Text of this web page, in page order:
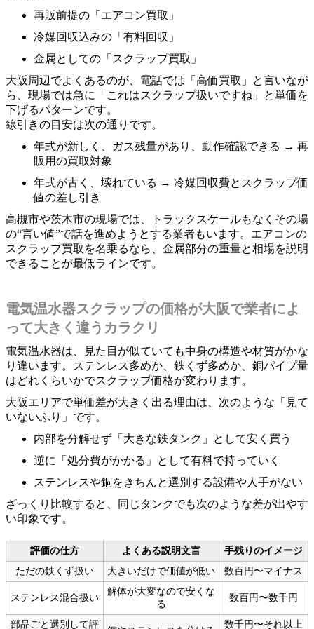
再販前提の「エアコン買取」
冷媒回収込みの「有料回収」
金属としての「スクラップ買取」
大阪周辺でよくあるのが、電話では「高価買取」と言いなが
ら、現場では急に「これはスクラップ扱いですね」と単価を
下げるパターンです。
線引きの目安は次の通りです。
年式が新しく、ガス残量があり、動作確認できる → 再
販用の買取対象
年式が古く、壊れている → 冷媒回収費とスクラップ価
値の差し引き
高槻市や茨木市の現場では、トラックスケールもなくその場
の“言い値”で話を進めようとする業者もいます。エアコンの
スクラップ買取を名乗るなら、金属部分の重量と相場を説明
できることが最低ラインです。
電気温水器スクラップの価格が大阪で業者によ
って大きく違うカラクリ
電気温水器は、見た目が似ていても中身の構造や材質がかな
り違います。ステンレス多めか、鉄くず多めか、銅パイプ量
はどれくらいかでスクラップ価格が変わります。
大阪エリアで単価差が大きく出る理由は、次のような「見て
いないふり」です。
内部を分解せず「大きな鉄タンク」として安く買う
逆に「処分費がかかる」として有料で持っていく
ステンレスや銅をきちんと選別する設備や人手がない
ざっくり比較すると、同じタンクでも次のような差が出やす
い印象です。
評価の仕方 よくある説明文言
手残りのイメージ
ただの鉄くず扱い
大きいだけで価値が低い 数百円〜マイナス
ステンレス混合扱い
解体が大変なので安くな
る
数百円〜数千円
部品ごと選別して評 数千円〜それ以上